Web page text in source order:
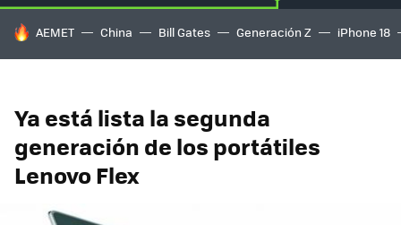
HOY SE HABLA DE
AEMET China Bill Gates Generación Z iPhone 18
Ya está lista la segunda
generación de los portátiles
Lenovo Flex